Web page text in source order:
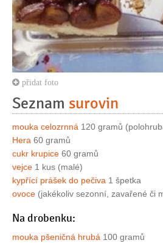
přidat foto
Seznam surovin
mouka celozrnná 120 gramů
Hera 60 gramů
cukr krupice 60 gramů
vejce 1 kus (malé)
kypřící prášek do pečiva 1 špetka
ovoce (jakékoliv sezonní, zavařené či
Na drobenku:
mouka pšeničná hrubá 100 gramů